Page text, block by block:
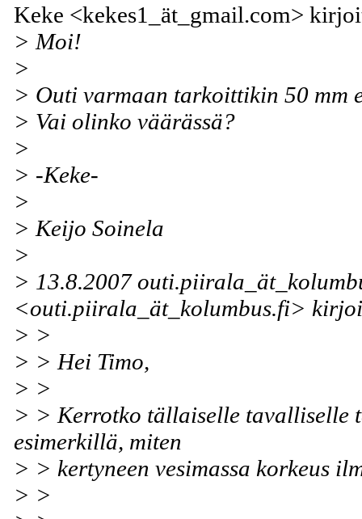
Keke <kekes1_ät_gmail.com>
> Moi!
>
> Outi varmaan tarkoittikin 50 mm
> Vai olinko väärässä?
>
> -Keke-
>
> Keijo Soinela
>
> 13.8.2007
<outi.piirala_ät_kolumbus.fi>
> >
> > Hei Timo,
> >
> > Kerrotko tällaiselle tavalliselle
esimerkillä, miten
> > kertyneen vesimassa korkeus
> >